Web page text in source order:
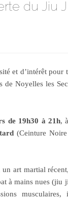
du Jiu
et d’intérêt pour
de Noyelles les
de 19h30 à 21h,
(Ceinture Noire
art martial
à mains nues (jiu